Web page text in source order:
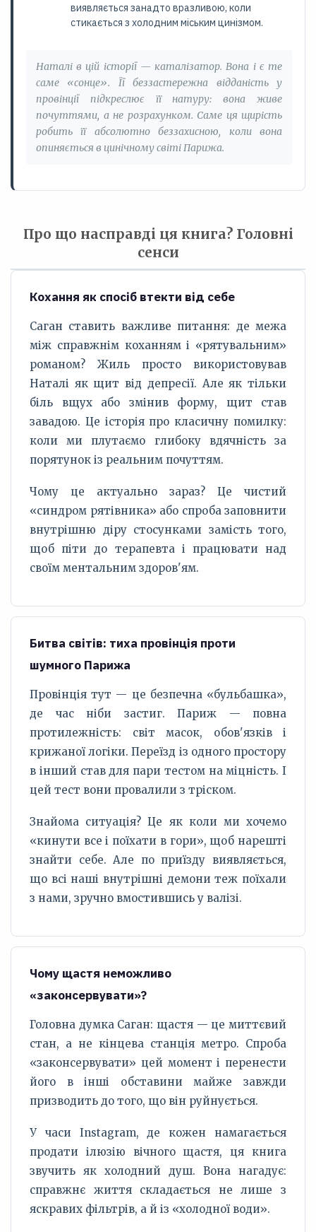
виявляється занадто вразливою, коли
стикається з холодним міським цинізмом.
Наталі в цій історії — каталізатор. Вона і є те
саме «сонце». Її беззастережна відданість у
провінції підкреслює її натуру: вона живе
почуттями, а не розрахунком. Саме ця щирість
робить її абсолютно беззахисною, коли вона
опиняється в цинічному світі Парижа.
Про що насправді ця книга? Головні
сенси
Кохання як спосіб втекти від себе
Саган ставить важливе питання: де межа
між справжнім коханням і «рятувальним»
романом? Жиль просто використовував
Наталі як щит від депресії. Але як тільки
біль вщух або змінив форму, щит став
завадою. Це історія про класичну помилку:
коли ми плутаємо глибоку вдячність за
порятунок із реальним почуттям.
Чому це актуально зараз? Це чистий
«синдром рятівника» або спроба заповнити
внутрішню діру стосунками замість того,
щоб піти до терапевта і працювати над
своїм ментальним здоров'ям.
Битва світів: тиха провінція проти
шумного Парижа
Провінція тут — це безпечна «бульбашка»,
де час ніби застиг. Париж — повна
протилежність: світ масок, обов'язків і
крижаної логіки. Переїзд із одного простору
в інший став для пари тестом на міцність. І
цей тест вони провалили з тріском.
Знайома ситуація? Це як коли ми хочемо
«кинути все і поїхати в гори», щоб нарешті
знайти себе. Але по приїзду виявляється,
що всі наші внутрішні демони теж поїхали
з нами, зручно вмостившись у валізі.
Чому щастя неможливо
«законсервувати»?
Головна думка Саган: щастя — це миттєвий
стан, а не кінцева станція метро. Спроба
«законсервувати» цей момент і перенести
його в інші обставини майже завжди
призводить до того, що він руйнується.
У часи Instagram, де кожен намагається
продати ілюзію вічного щастя, ця книга
звучить як холодний душ. Вона нагадує:
справжнє життя складається не лише з
яскравих фільтрів, а й із «холодної води».